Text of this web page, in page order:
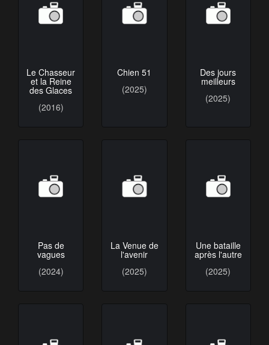
Le Chasseur
et la Reine
des Glaces
(2016)
Chien 51
(2025)
Des jours
meilleurs
(2025)
Pas de
vagues
(2024)
La Venue de
l'avenir
(2025)
Une bataille
après l'autre
(2025)